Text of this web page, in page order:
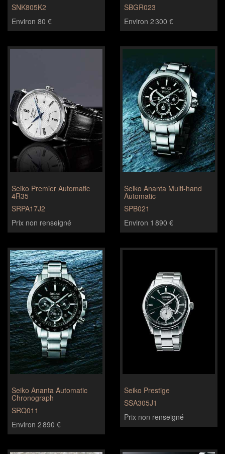
SNK805K2
Environ 80 €
SBGR023
Environ 2 300 €
Seiko Premier Automatic
4R35
SRPA17J2
Prix non renseigné
Seiko Ananta Multi-hand
Automatic
SPB021
Environ 1 890 €
Seiko Ananta Automatic
Chronograph
SRQ011
Environ 2 890 €
Seiko Prestige
SSA305J1
Prix non renseigné